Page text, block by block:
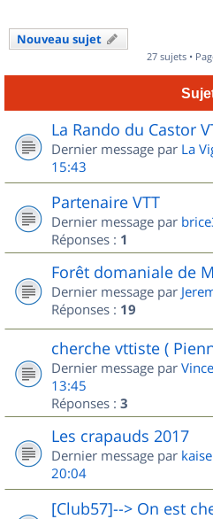
Nouveau sujet
27 sujets •
La Rando du Castor
Dernier message par La
15:43
Partenaire VTT
Dernier message par
Réponses : 1
Forêt domaniale de
Dernier message par
Réponses : 19
cherche vttiste (
Dernier message par
13:45
Réponses : 3
Les crapauds 2017
Dernier message par
20:04
[Club57]--> On est